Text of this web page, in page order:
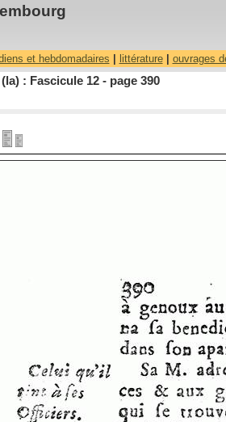
et hebdomadaires littérature| ouvrages
: Fascicule 12 - page 390